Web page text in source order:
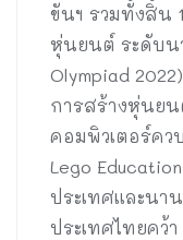
ขันฯ รวมทั้งสิ้น
หุ่นยนต์ ระดับน
Olympiad
การสร้างหุ่นยน
คอมพิวเตอร์ค
Lego
ประเทศและนา
ประเทศไทยคว้